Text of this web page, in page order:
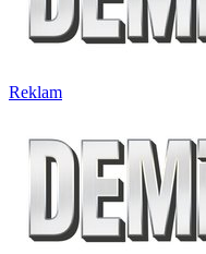
Reklam